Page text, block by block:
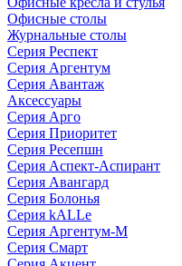
Офисные столы
Журнальные столы
Серия Респект
Серия Аргентум
Серия Авантаж
Аксессуары
Серия Арго
Серия Приоритет
Серия Ресепшн
Серия Аспект-Аспирант
Серия Авангард
Серия Болонья
Серия kALLe
Серия Аргентум-М
Серия Смарт